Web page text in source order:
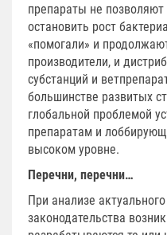
препараты не
остановить рост
«помогали» и
производители, и
субстанций и
большинстве развитых
глобальной проблемой
препаратам и
высоком уровне.
Перечни, перечни…
При анализе
законодательства